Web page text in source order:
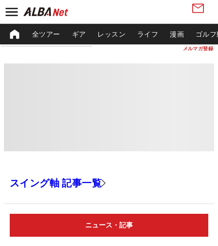
メルマガ登録
全ツアー ギア レッスン ライフ 漫画 ゴル
スイング軸 記事一覧
ニュース・記事